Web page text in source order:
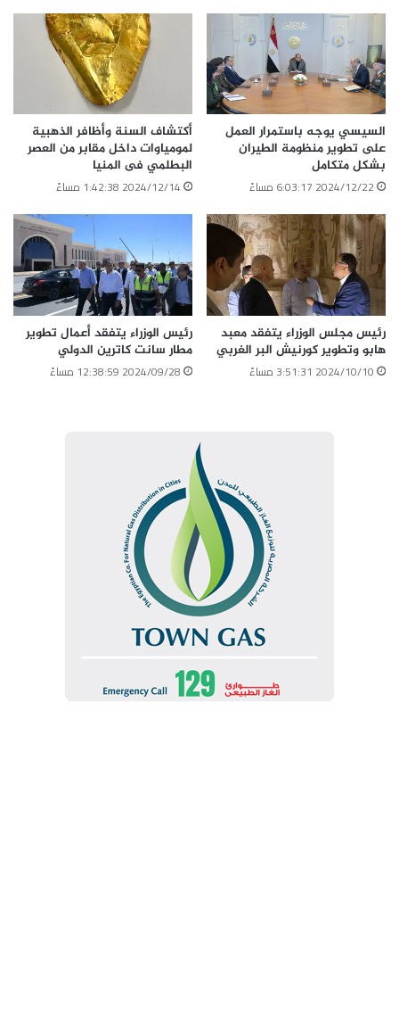
نسخ الرابط
السيسي يوجه باستمرار العمل
على تطوير منظومة الطيران
بشكل متكامل
2024/12/22 6:03:17 مساءً
أكتشاف السنة وأظافر الذهبية
لمومياوات داخل مقابر من العصر
البطلمي فى المنيا
2024/12/14 1:42:38 مساءً
رئيس مجلس الوزراء يتفقد معبد
هابو وتطوير كورنيش البر الغربي
2024/10/10 3:51:31 مساءً
رئيس الوزراء يتفقد أعمال تطوير
مطار سانت كاترين الدولي
2024/09/28 12:38:59 مساءً